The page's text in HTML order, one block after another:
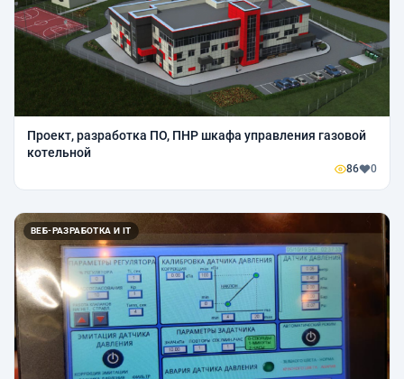
Проект, разработка ПО, ПНР шкафа управления газовой
котельной
86 0
ВЕБ-РАЗРАБОТКА И IT